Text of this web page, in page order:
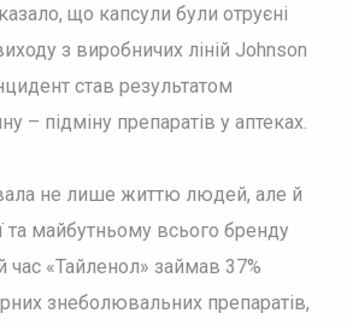
що капсули були отруєні
з виробничих ліній Johnson
став результатом
– підміну препаратів у аптеках.
не лише життю людей, але й
та майбутньому всього бренду
час «Тайленол» займав 37%
знеболювальних препаратів,